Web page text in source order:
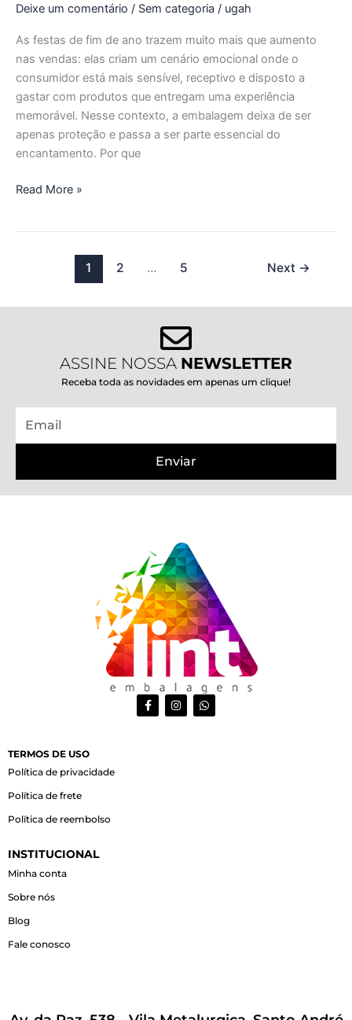
Deixe um comentário / Sem categoria / ugah
As festas de fim de ano trazem muito mais que aumento
nas vendas: elas criam um cenário emocional onde o
consumidor está mais sensível, receptivo e disposto a
gastar com produtos que entregam uma experiência
memorável. Nesse contexto, a embalagem deixa de ser
apenas proteção e passa a ser parte essencial do
encantamento. Por que
Read More »
1 2 … 5 Next →
ASSINE NOSSA NEWSLETTER
Receba toda as novidades em apenas um clique!
Enviar
F
a
c
I
n
s
W
h
a
TERMOS DE USO
Política de privacidade
Política de frete
Política de reembolso
INSTITUCIONAL
Minha conta
Sobre nós
Blog
Fale conosco